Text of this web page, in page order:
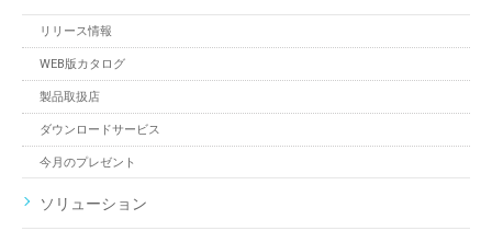
リリース情報
WEB版カタログ
製品取扱店
ダウンロードサービス
今月のプレゼント
ソリューション